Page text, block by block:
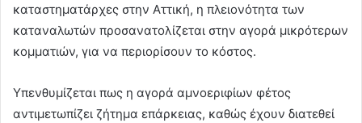
καταστηματάρχες στην Αττική, η πλειονότητα των
καταναλωτών προσανατολίζεται στην αγορά μικρότερων
κομματιών, για να περιορίσουν το κόστος.
Υπενθυμίζεται πως η αγορά αμνοεριφίων φέτος
αντιμετωπίζει ζήτημα επάρκειας, καθώς έχουν διατεθεί